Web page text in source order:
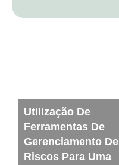
Utilização De
Ferramentas De
Gerenciamento De
Riscos Para Uma